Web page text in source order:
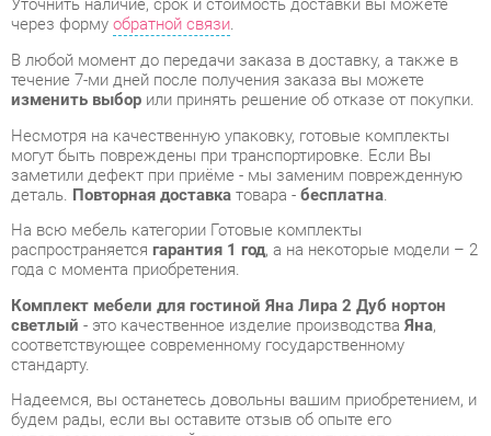
Несмотря на качественную упаковку, готовые комплекты
могут быть повреждены при транспортировке. Если Вы
заметили дефект при приёме - мы заменим поврежденную
деталь.Повторная доставкатовара -бесплатна.
На всю мебель категории Готовые комплекты
года с момента приобретения.
Комплект мебели для гостиной Яна Лира 2 Дуб нортон
светлый- это качественное изделие производства
стандарту.
Надеемся, вы останетесь довольны вашим приобретением, и
будем рады, если вы оставите отзыв об опыте его
использования, который поможет сориентироваться нашим
будущим покупателям.
Кроме формыобратной связи получить развёрнутую
консультацию, фото и видеообзор продукции вы можете по
e-mail, телефону в Екатеринбурге и через мессенджеры
Telegram и WhatsApp.